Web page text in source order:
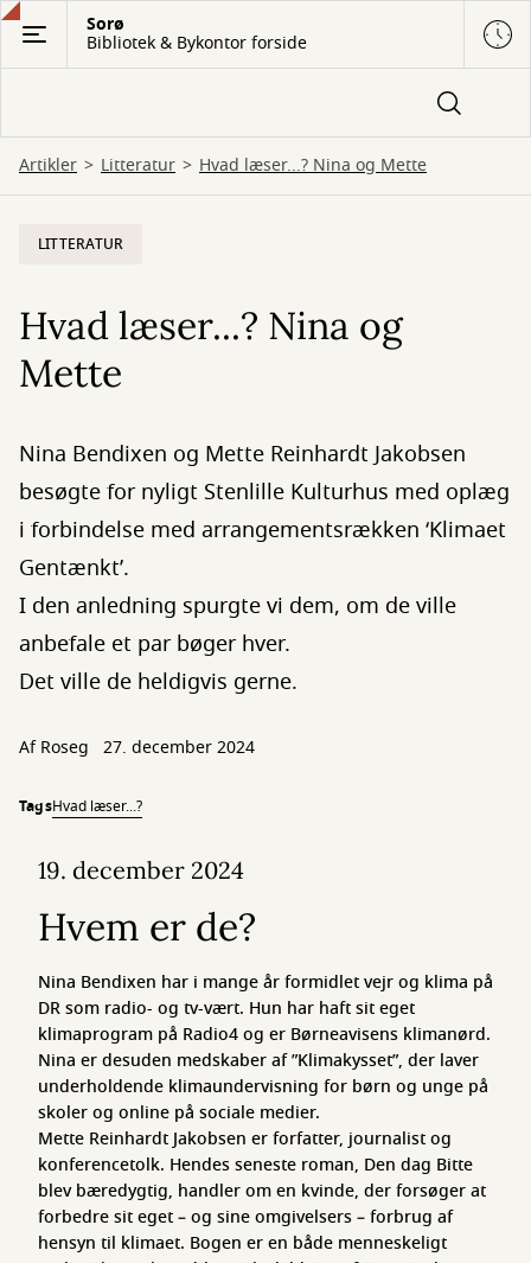
Gå
hovedindhold
Sorø
Bibliotek & Bykontor forside
Artikler Litteratur Hvad læser...? Nina og Mette
LITTERATUR
Hvad læser...? Nina og
Mette
Nina Bendixen og Mette Reinhardt Jakobsen
besøgte for nyligt Stenlille Kulturhus med oplæg
i forbindelse med arrangementsrækken ‘Klimaet
Gentænkt’.
I den anledning spurgte vi dem, om de ville
anbefale et par bøger hver.
Det ville de heldigvis gerne.
AfRoseg 27. december 2024
TagsHvad læser...?
19. december 2024
Hvem er de?
Nina Bendixen har i mange år formidlet vejr og klima på
DR som radio- og tv-vært. Hun har haft sit eget
klimaprogram på Radio4 og er Børneavisens klimanørd.
Nina er desuden medskaber af ”Klimakysset”, der laver
underholdende klimaundervisning for børn og unge på
skoler og online på sociale medier.
Mette Reinhardt Jakobsen er forfatter, journalist og
konferencetolk. Hendes seneste roman, Den dag Bitte
blev bæredygtig, handler om en kvinde, der forsøger at
forbedre sit eget – og sine omgivelsers – forbrug af
hensyn til klimaet. Bogen er en både menneskeligt